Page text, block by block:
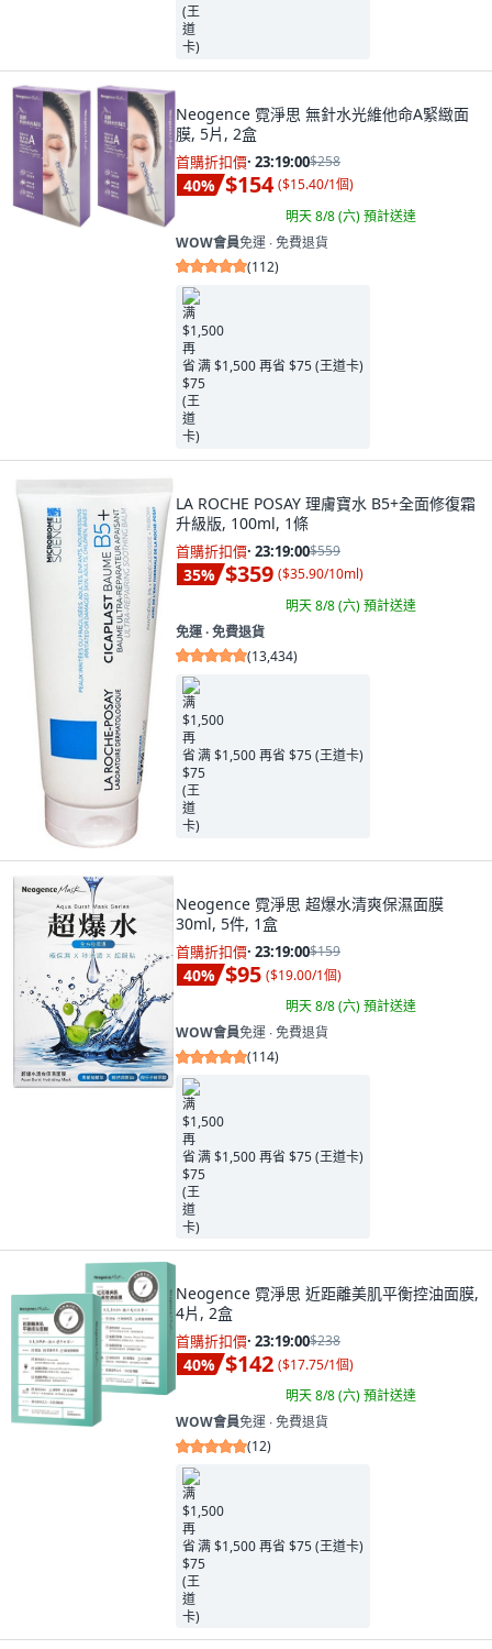
Neogence 霓淨思 無針水光維他命A緊緻面
膜, 5片, 2盒
首購折扣價· 23:18:58$258
40% $154 ($15.40/1個)
明天 8/8 (六)預計送達
WOW會員免運 ∙ 免費退貨
(112)
满 $1,500 再省 $75 (王道卡)
LA ROCHE POSAY 理膚寶水 B5+全面修復霜
升級版, 100ml, 1條
首購折扣價· 23:18:58$559
35% $359 ($35.90/10ml)
明天 8/8 (六)預計送達
免運 ∙ 免費退貨
(13,434)
满 $1,500 再省 $75 (王道卡)
Neogence 霓淨思 超爆水清爽保濕面膜
30ml, 5件, 1盒
首購折扣價· 23:18:58$159
40% $95 ($19.00/1個)
明天 8/8 (六)預計送達
WOW會員免運 ∙ 免費退貨
(114)
满 $1,500 再省 $75 (王道卡)
Neogence 霓淨思 近距離美肌平衡控油面膜,
4片, 2盒
首購折扣價· 23:18:58$238
40% $142 ($17.75/1個)
明天 8/8 (六)預計送達
WOW會員免運 ∙ 免費退貨
(12)
满 $1,500 再省 $75 (王道卡)